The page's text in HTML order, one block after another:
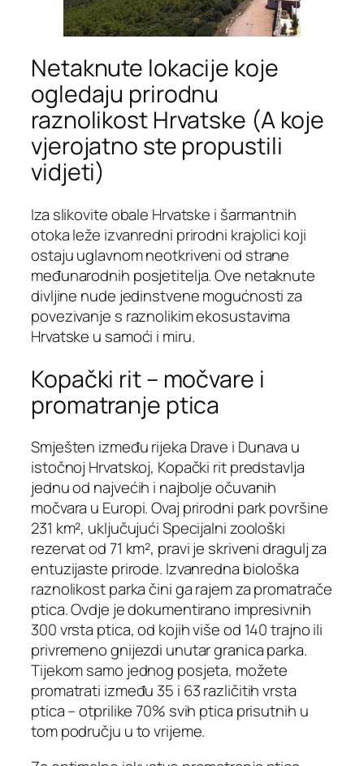
Netaknute lokacije koje
ogledaju prirodnu
raznolikost Hrvatske (A koje
vjerojatno ste propustili
vidjeti)
Iza slikovite obale Hrvatske i šarmantnih
otoka leže izvanredni prirodni krajolici koji
ostaju uglavnom neotkriveni od strane
međunarodnih posjetitelja. Ove netaknute
divljine nude jedinstvene mogućnosti za
povezivanje s raznolikim ekosustavima
Hrvatske u samoći i miru.
Kopački rit – močvare i
promatranje ptica
Smješten između rijeka Drave i Dunava u
istočnoj Hrvatskoj, Kopački rit predstavlja
jednu od najvećih i najbolje očuvanih
močvara u Europi. Ovaj prirodni park površine
231 km², uključujući Specijalni zoološki
rezervat od 71 km², pravi je skriveni dragulj za
entuzijaste prirode. Izvanredna biološka
raznolikost parka čini ga rajem za promatrače
ptica. Ovdje je dokumentirano impresivnih
300 vrsta ptica, od kojih više od 140 trajno ili
privremeno gnijezdi unutar granica parka.
Tijekom samo jednog posjeta, možete
promatrati između 35 i 63 različitih vrsta
ptica – otprilike 70% svih ptica prisutnih u
tom području u to vrijeme.